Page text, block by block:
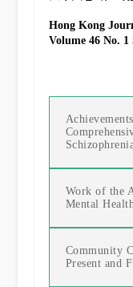
Hong Kong
Volume 46 No. 1
Work of the
Mental
Community
Present and